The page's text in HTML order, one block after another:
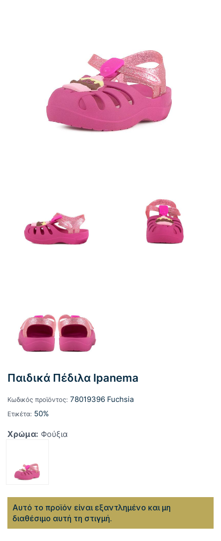
Παιδικά Πέδιλα Ipanema
Κωδικός προϊόντος: 78019396 Fuchsia
Ετικέτα: 50%
Χρώμα: Φούξια
Αυτό το προϊόν είναι εξαντλημένο και μη
διαθέσιμο αυτή τη στιγμή.